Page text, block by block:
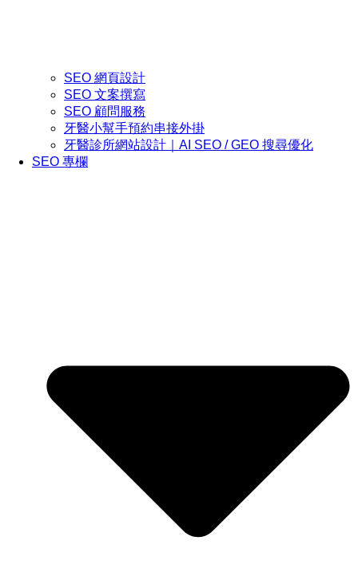
SEO 網頁設計
SEO 文案撰寫
SEO 顧問服務
牙醫小幫手預約串接外掛
牙醫診所網站設計｜AI SEO / GEO 搜尋優化
SEO 專欄